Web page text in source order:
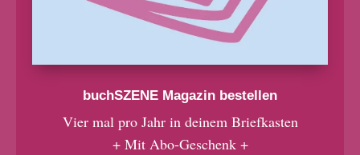
buchSZENE Magazin bestellen
Vier mal pro Jahr in deinem Briefkasten
+ Mit Abo-Geschenk +